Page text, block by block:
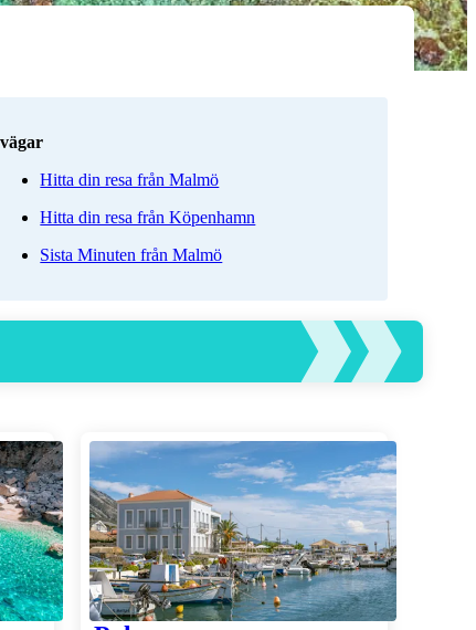
Hitta din resa från Malmö
Hitta din resa från Köpenhamn
Sista Minuten från Malmö